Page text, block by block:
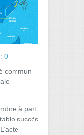
0
commun
à part
succès